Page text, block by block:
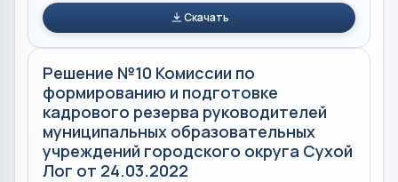
Скачать
Решение №10 Комиссии по
формированию и подготовке
кадрового резерва руководителей
муниципальных образовательных
учреждений городского округа Сухой
Лог от 24.03.2022